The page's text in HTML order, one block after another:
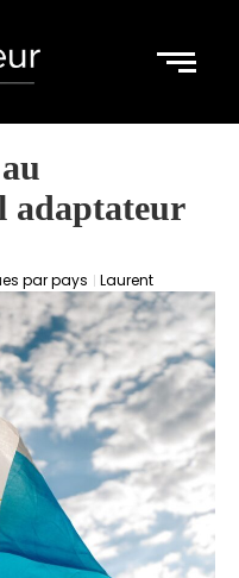
adaptateur
par pays Laurent